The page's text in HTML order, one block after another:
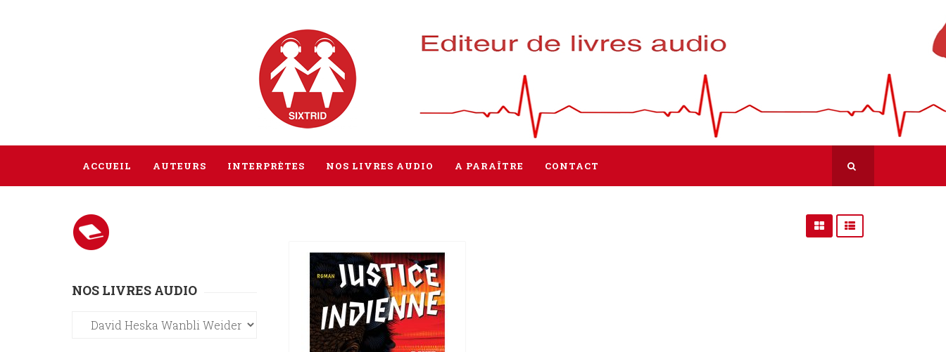
ACCUEIL AUTEURS INTERPRÈTES NOS LIVRES AUDIO
Littérature
Policier / Suspense
Histoire
Sciences humaines
A PARAÎTRE CONTACT
NOS LIVRES AUDIO